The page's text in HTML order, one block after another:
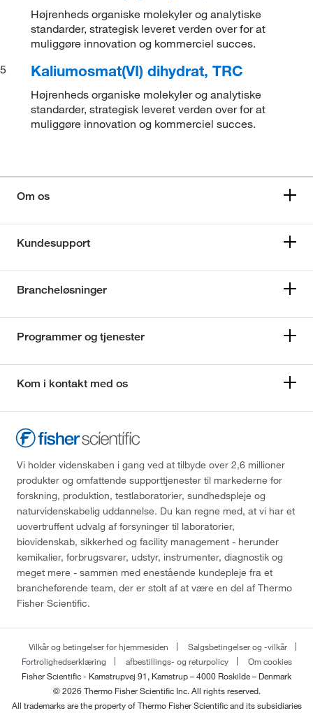
Højrenheds organiske molekyler og analytiske
standarder, strategisk leveret verden over for at
muliggøre innovation og kommerciel succes.
5
Kaliumosmat(VI) dihydrat, TRC
Højrenheds organiske molekyler og analytiske
standarder, strategisk leveret verden over for at
muliggøre innovation og kommerciel succes.
Om os
Kundesupport
Brancheløsninger
Programmer og tjenester
Kom i kontakt med os
Vi holder videnskaben i gang ved at tilbyde over 2,6 millioner
produkter og omfattende supporttjenester til markederne for
forskning, produktion, testlaboratorier, sundhedspleje og
naturvidenskabelig uddannelse. Du kan regne med, at vi har et
uovertruffent udvalg af forsyninger til laboratorier,
biovidenskab, sikkerhed og facility management - herunder
kemikalier, forbrugsvarer, udstyr, instrumenter, diagnostik og
meget mere - sammen med enestående kundepleje fra et
brancheførende team, der er stolt af at være en del af Thermo
Fisher Scientific.
Vilkår og betingelser for hjemmesiden
Salgsbetingelser og -vilkår
Fortrolighedserklæring
afbestillings- og returpolicy
Om cookies
Fisher Scientific - Kamstrupvej 91, Kamstrup – 4000 Roskilde – Denmark
© 2026 Thermo Fisher Scientific Inc. All rights reserved.
All trademarks are the property of Thermo Fisher Scientific and its subsidiaries